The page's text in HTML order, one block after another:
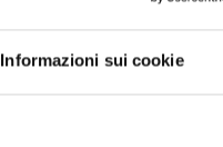
Informazioni sui cookie